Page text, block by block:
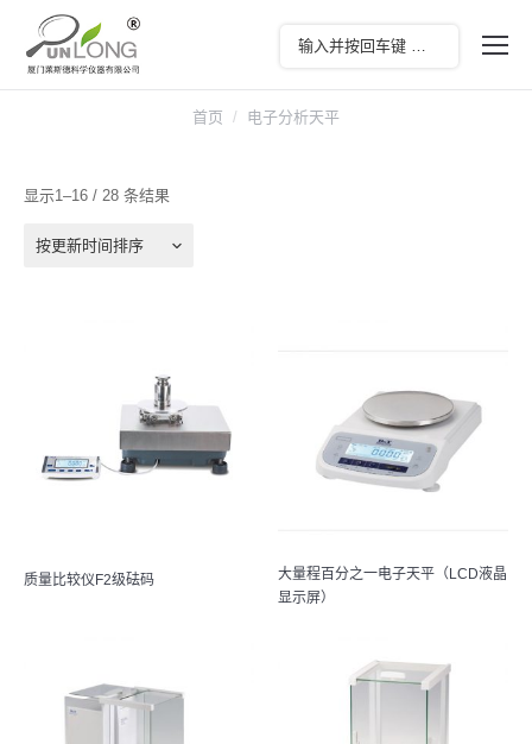
首页 电子分析天平
显示1–16 / 28 条结果
按更新时间排序
质量比较仪F2级砝码
大量程百分之一电子天平（LCD液晶
显示屏）